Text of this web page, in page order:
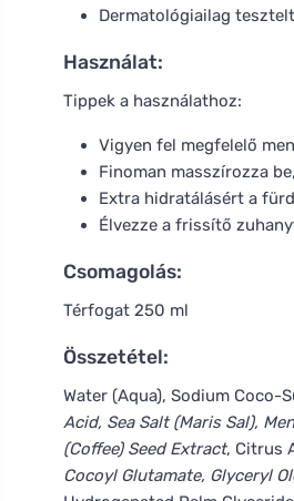
Dermatológiailag tesztelt
Használat:
Tippek a használathoz:
Vigyen fel megfelelő
Finoman masszírozza
Extra hidratálásért a
Élvezze a frissítő
Csomagolás:
Térfogat 250 ml
Összetétel:
Water (Aqua), Sodium Coco-
Acid, Sea Salt (Maris Sal),
(Coffee) Seed Extract, Citrus
Cocoyl Glutamate, Glyceryl